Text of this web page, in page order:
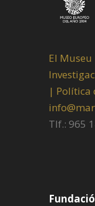
El Museu
| Política
Tlf.: 965